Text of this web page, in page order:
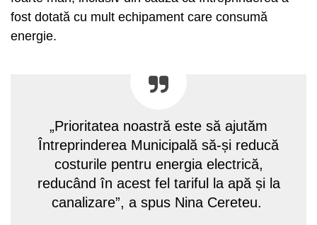
fost dotată cu mult echipament care consumă
energie.
„Prioritatea noastră este să ajutăm
Întreprinderea Municipală să-și reducă
costurile pentru energia electrică,
reducând în acest fel tariful la apă și la
canalizare”, a spus Nina Cereteu.